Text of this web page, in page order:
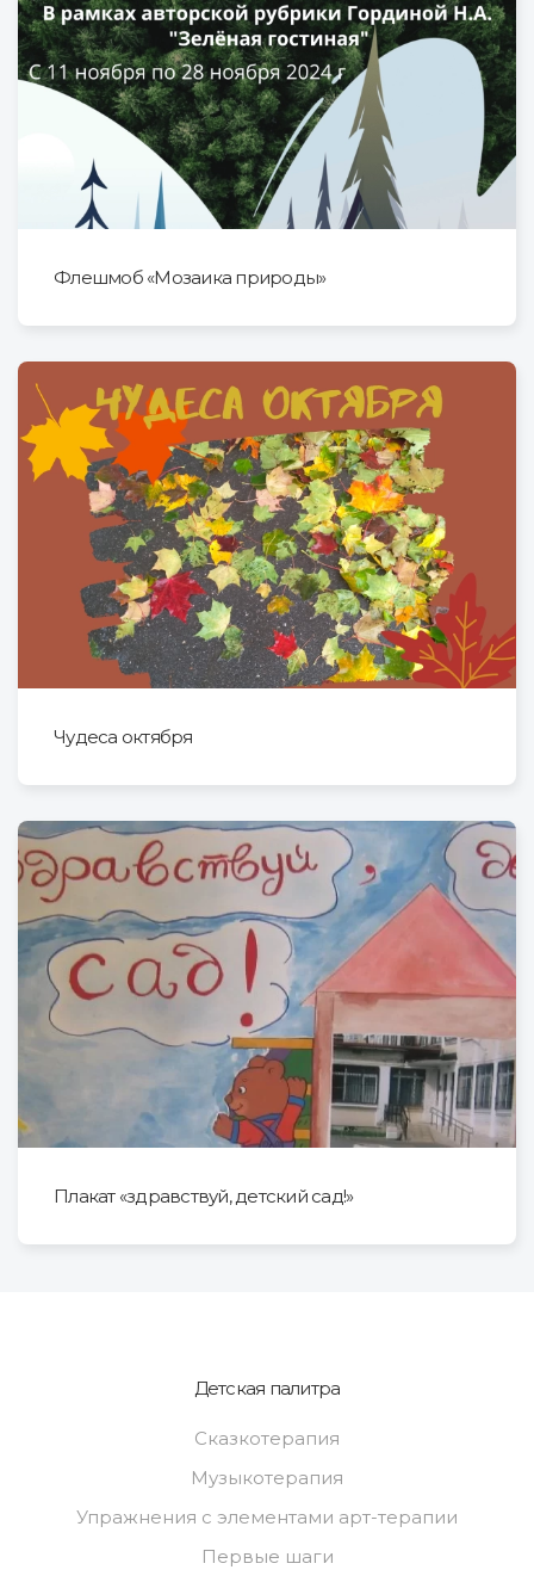
Флешмоб «Мозаика природы»
Чудеса октября
Плакат «здравствуй, детский сад!»
Детская палитра
Сказкотерапия
Музыкотерапия
Упражнения с элементами арт-терапии
Первые шаги